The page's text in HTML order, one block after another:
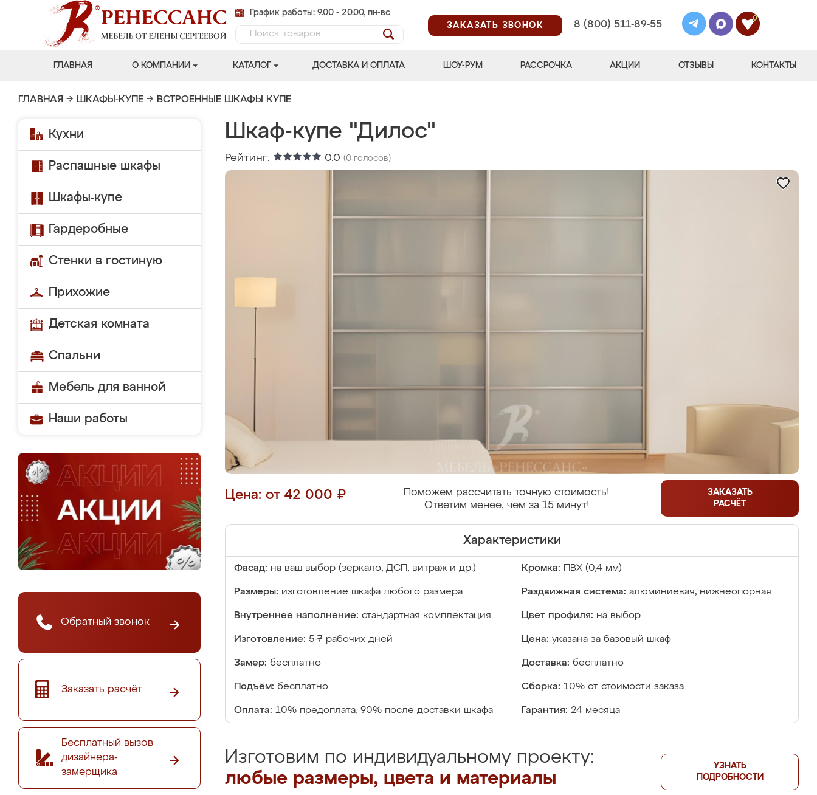
График работы: 9.00 - 20.00, пн-вс
ЗАКАЗАТЬ ЗВОНОК
8 (800) 511-89-55
0
ГЛАВНАЯ О КОМПАНИИ КАТАЛОГ ДОСТАВКА И ОПЛАТА ШОУ-РУМ РАССРОЧКА АКЦИИ ОТЗЫВЫ КОНТАКТЫ
ГЛАВНАЯ → ШКАФЫ-КУПЕ → ВСТРОЕННЫЕ ШКАФЫ КУПЕ
Кухни
Распашные шкафы
Шкафы-купе
Гардеробные
Стенки в гостиную
Прихожие
Детская комната
Спальни
Мебель для ванной
Наши работы
Обратный звонок
Заказать расчёт
Бесплатный вызов
дизайнера-
замерщика
Шкаф-купе "Дилос"
Рейтинг: 0.0 (0 голосов)
Цена: от 42 000 ₽
Поможем рассчитать точную стоимость!
Ответим менее, чем за 15 минут!
ЗАКАЗАТЬ
РАСЧЁТ
Характеристики
Фасад: на ваш выбор (зеркало, ДСП, витраж и др.) Кромка: ПВХ (0,4 мм)
Размеры: изготовление шкафа любого размера Раздвижная система: алюминиевая, нижнеопорная
Внутреннее наполнение: стандартная комплектация Цвет профиля: на выбор
Изготовление: 5-7 рабочих дней Цена: указана за базовый шкаф
Замер: бесплатно Доставка: бесплатно
Подъём: бесплатно Сборка: 10% от стоимости заказа
Оплата: 10% предоплата, 90% после доставки шкафа Гарантия: 24 месяца
Изготовим по индивидуальному проекту:
любые размеры, цвета и материалы
УЗНАТЬ
ПОДРОБНОСТИ